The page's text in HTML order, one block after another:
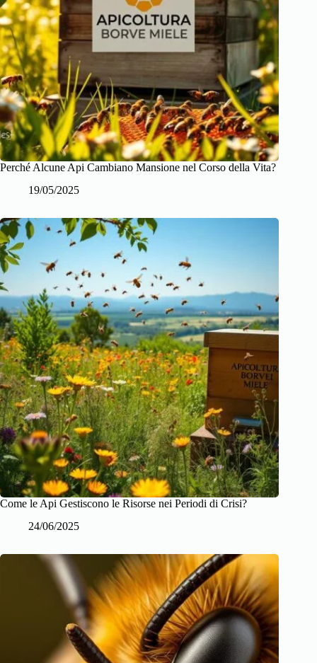
Perché Alcune Api Cambiano Mansione nel Corso della Vita?
19/05/2025
Come le Api Gestiscono le Risorse nei Periodi di Crisi?
24/06/2025